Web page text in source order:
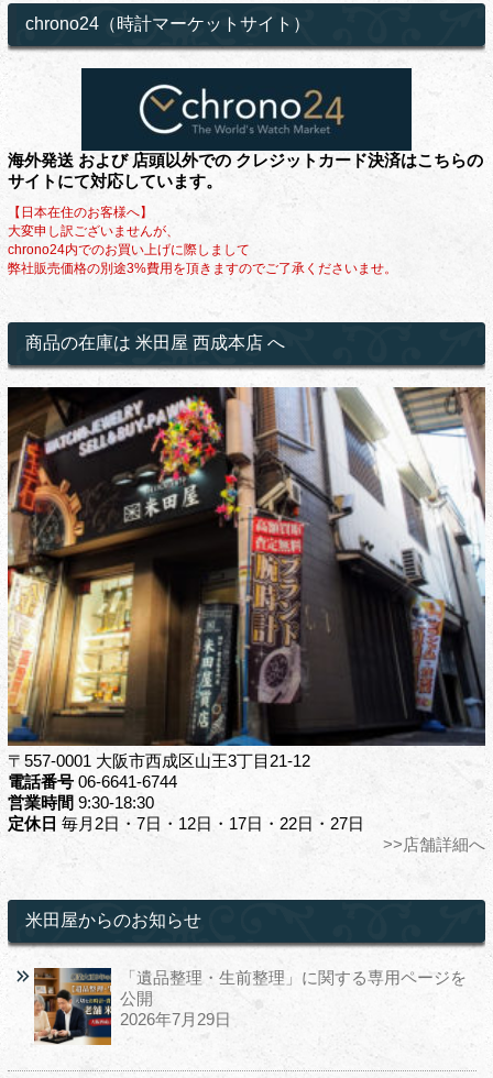
chrono24（時計マーケットサイト）
海外発送 および 店頭以外での クレジットカード決済はこちらの
サイトにて対応しています。
【日本在住のお客様へ】
大変申し訳ございませんが、
chrono24内でのお買い上げに際しまして
弊社販売価格の別途3%費用を頂きますのでご了承くださいませ。
商品の在庫は 米田屋 西成本店 へ
〒557-0001 大阪市西成区山王3丁目21-12
電話番号06-6641-6744
営業時間 9:30-18:30
定休日 毎月2日・7日・12日・17日・22日・27日
>>店舗詳細へ
米田屋からのお知らせ
「遺品整理・生前整理」に関する専用ページを
公開
2026年7月29日